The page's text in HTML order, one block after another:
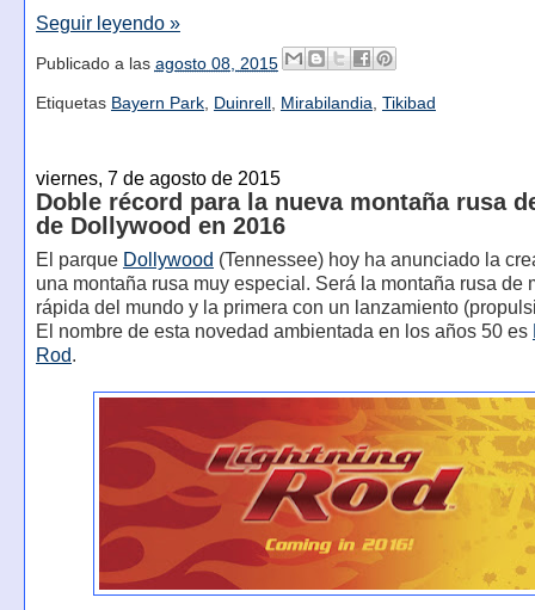
Seguir leyendo »
Publicado a las agosto 08, 2015
Etiquetas Bayern Park, Duinrell , Mirabilandia, Tikibad
viernes, 7 de agosto de 2015
Doble récord para la nueva montaña rusa
de Dollywood en 2016
El parque Dollywood (Tennessee) hoy ha anunciado la
una montaña rusa muy especial. Será la montaña rusa de
rápida del mundo y la primera con un lanzamiento
El nombre de esta novedad ambientada en los años 50 es
Rod.